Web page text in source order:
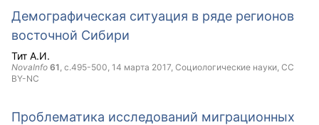
Демографическая ситуация в ряде регионов
восточной Сибири
Тит А.И.
NovaInfo 61, с.495-500, 14 марта 2017, Социологические науки, CC
BY-NC
Проблематика исследований миграционных